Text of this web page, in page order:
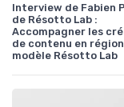
Interview de Fabien
de Résotto Lab :
Accompagner les
de contenu en
modèle Résotto Lab